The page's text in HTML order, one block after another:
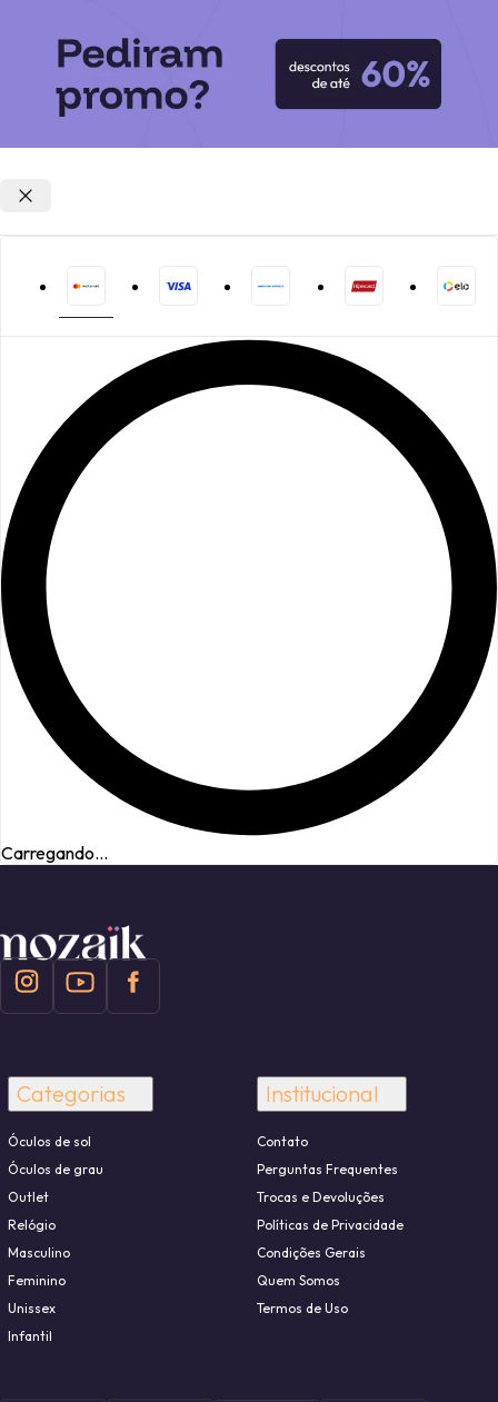
Carregando...
Categorias
Óculos de sol
Óculos de grau
Outlet
Relógio
Masculino
Feminino
Unissex
Infantil
Institucional
Contato
Perguntas Frequentes
Trocas e Devoluções
Políticas de Privacidade
Condições Gerais
Quem Somos
Termos de Uso